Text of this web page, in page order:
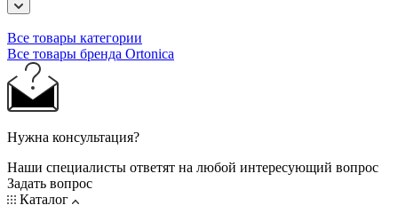
Все товары категории
Все товары бренда Ortonica
Нужна консультация?
Наши специалисты ответят на любой интересующий вопрос
Задать вопрос
Каталог